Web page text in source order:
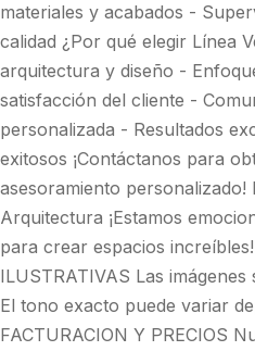
materiales y acabados -
calidad ¿Por qué elegir Línea
arquitectura y diseño -
satisfacción del cliente -
personalizada - Resultados
exitosos ¡Contáctanos para
asesoramiento personalizado!
Arquitectura ¡Estamos
para crear espacios
ILUSTRATIVAS Las
El tono exacto puede variar
FACTURACION Y PRECIOS